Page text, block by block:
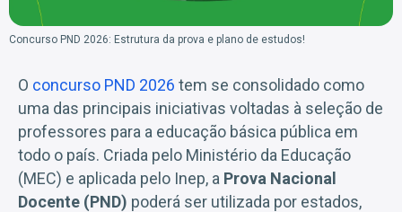
Concurso PND 2026: Estrutura da prova e plano de estudos!
O concurso PND 2026 tem se consolidado como
uma das principais iniciativas voltadas à seleção de
professores para a educação básica pública em
todo o país. Criada pelo Ministério da Educação
(MEC) e aplicada pelo Inep, a Prova Nacional
Docente (PND) poderá ser utilizada por estados,